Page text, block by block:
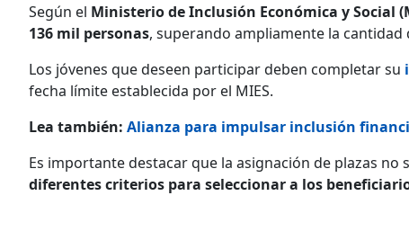
Según el Ministerio de Inclusión Económica y Social
136 mil personas, superando ampliamente la cantidad
Los jóvenes que deseen participar deben completar su
fecha límite establecida por el MIES.
Lea también: Alianza para impulsar inclusión
Es importante destacar que la asignación de plazas
diferentes criterios para seleccionar a los